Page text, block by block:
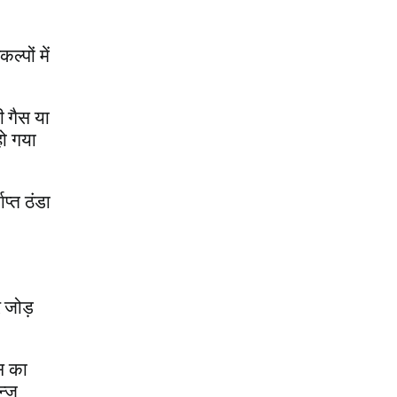
में
गैस या
गया
ठंडा
जोड़
का